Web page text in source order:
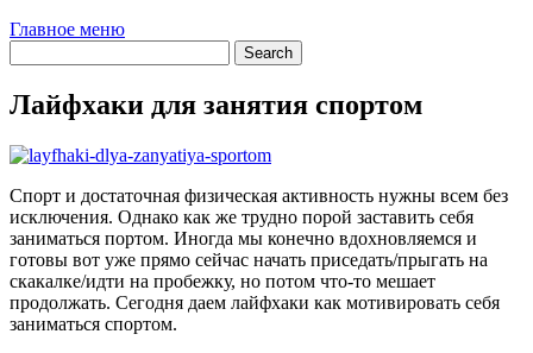
Главное меню
Лайфхаки для занятия спортом
Спорт и достаточная физическая активность нужны всем без
исключения. Однако как же трудно порой заставить себя
заниматься портом. Иногда мы конечно вдохновляемся и
готовы вот уже прямо сейчас начать приседать/прыгать на
скакалке/идти на пробежку, но потом что-то мешает
продолжать. Сегодня даем лайфхаки как мотивировать себя
заниматься спортом.